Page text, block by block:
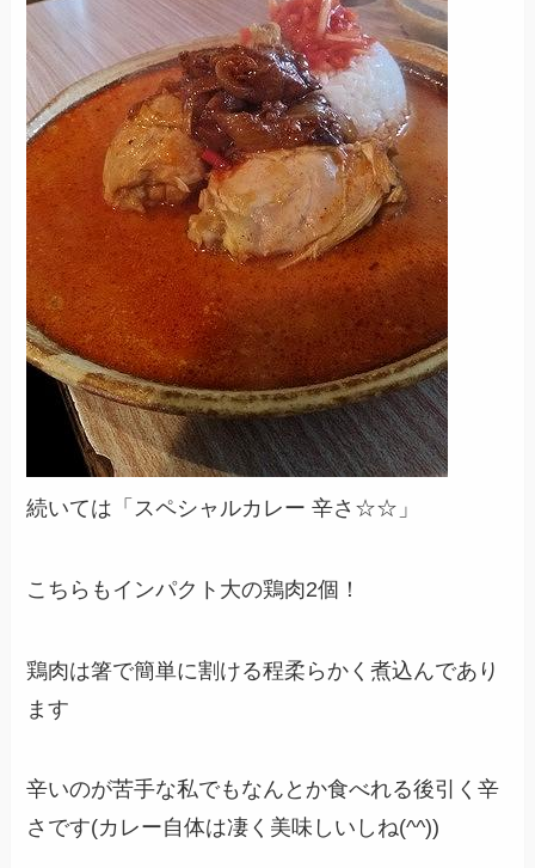
続いては「スペシャルカレー 辛さ☆☆」
こちらもインパクト大の鶏肉2個！
鶏肉は箸で簡単に割ける程柔らかく煮込んであり
ます
辛いのが苦手な私でもなんとか食べれる後引く辛
さです(カレー自体は凄く美味しいしね(^^))